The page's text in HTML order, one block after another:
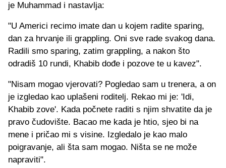
je Muhammad i nastavlja:
"U Americi recimo imate dan u kojem radite sparing,
dan za hrvanje ili grappling. Oni sve rade svakog dana.
Radili smo sparing, zatim grappling, a nakon što
odradiš 10 rundi, Khabib dođe i pozove te u kavez".
"Nisam mogao vjerovati? Pogledao sam u trenera, a on
je izgledao kao uplašeni roditelj. Rekao mi je: 'Idi,
Khabib zove'. Kada počnete raditi s njim shvatite da je
pravo čudovište. Bacao me kada je htio, sjeo bi na
mene i pričao mi s visine. Izgledalo je kao malo
poigravanje, ali šta sam mogao. Ništa se ne može
napraviti".